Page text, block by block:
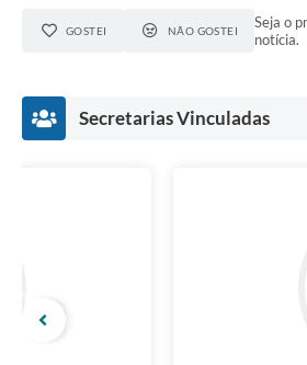
GOSTEI NÃO GOSTEI
Seja o
notícia.
Secretarias Vinculadas